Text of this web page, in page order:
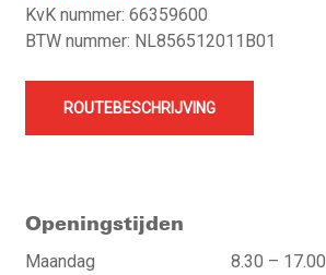
KvK nummer: 66359600
BTW nummer: NL856512011B01
ROUTEBESCHRIJVING
Openingstijden
Maandag
8.30 – 17.00